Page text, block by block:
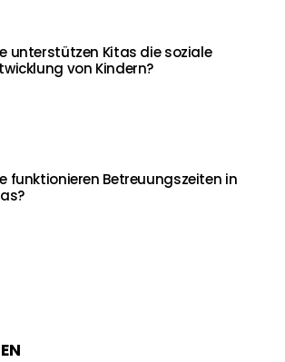
unterstützen Kitas die soziale
von Kindern?
funktionieren Betreuungszeiten in